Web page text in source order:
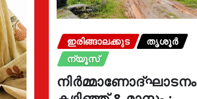
ഇരിങ്ങാലക്കുട
തൃശൂർ
ന്യൂസ്
നിർമ്മാണോദ്ഘാടനം